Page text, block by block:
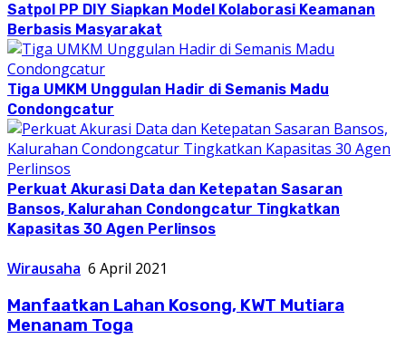
Satpol PP DIY Siapkan Model Kolaborasi Keamanan
Berbasis Masyarakat
Tiga UMKM Unggulan Hadir di Semanis Madu
Condongcatur
Perkuat Akurasi Data dan Ketepatan Sasaran
Bansos, Kalurahan Condongcatur Tingkatkan
Kapasitas 30 Agen Perlinsos
Wirausaha 6 April 2021
Manfaatkan Lahan Kosong, KWT Mutiara
Menanam Toga